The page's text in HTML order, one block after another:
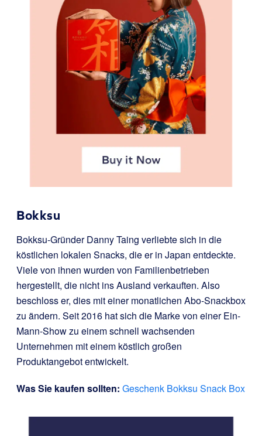
Bokksu
Bokksu-Gründer Danny Taing verliebte sich in die
köstlichen lokalen Snacks, die er in Japan entdeckte.
Viele von ihnen wurden von Familienbetrieben
hergestellt, die nicht ins Ausland verkauften. Also
beschloss er, dies mit einer monatlichen Abo-Snackbox
zu ändern. Seit 2016 hat sich die Marke von einer Ein-
Mann-Show zu einem schnell wachsenden
Unternehmen mit einem köstlich großen
Produktangebot entwickelt.
Was Sie kaufen sollten: Geschenk Bokksu Snack Box